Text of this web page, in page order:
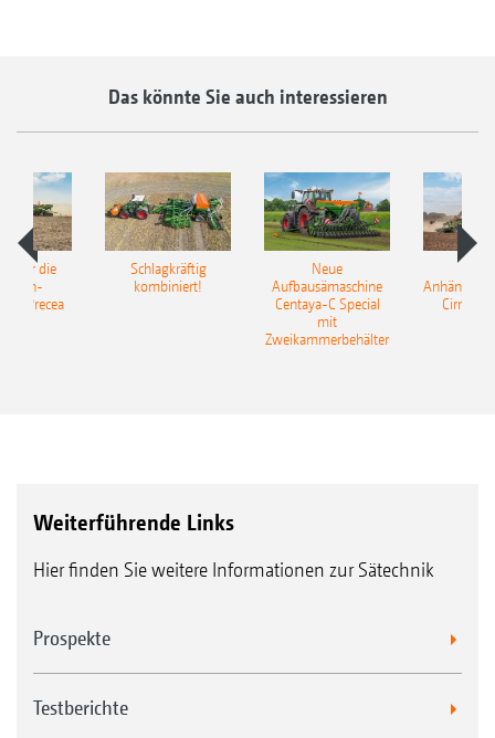
Das könnte Sie auch interessieren
für die
Precea
Schlagkräftig
kombiniert!
Neue
Aufbausämaschine
Centaya-C Special
mit
Zweikammerbehälter
Cirrus
Weiterführende Links
Hier finden Sie weitere Informationen zur Sätechnik
Prospekte
Testberichte